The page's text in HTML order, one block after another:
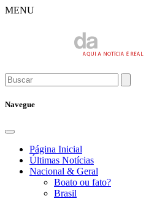
MENU
Navegue
Página Inicial
Últimas Notícias
Nacional & Geral
Boato ou fato?
Brasil